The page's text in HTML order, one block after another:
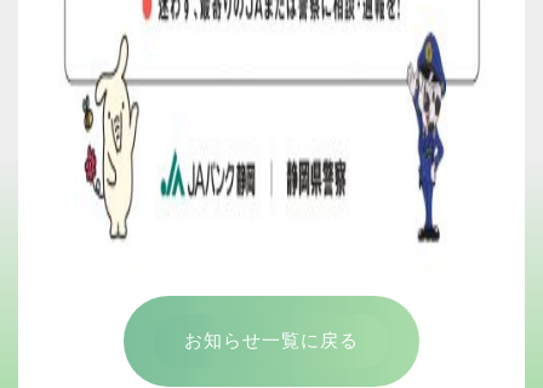
お知らせ一覧に戻る